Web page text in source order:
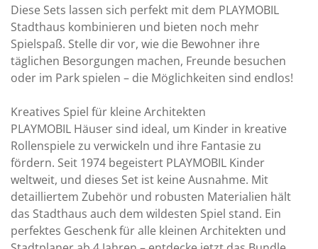
Diese Sets lassen sich perfekt mit dem PLAYMOBIL
Stadthaus kombinieren und bieten noch mehr
Spielspaß. Stelle dir vor, wie die Bewohner ihre
täglichen Besorgungen machen, Freunde besuchen
oder im Park spielen – die Möglichkeiten sind endlos!
Kreatives Spiel für kleine Architekten
PLAYMOBIL Häuser sind ideal, um Kinder in kreative
Rollenspiele zu verwickeln und ihre Fantasie zu
fördern. Seit 1974 begeistert PLAYMOBIL Kinder
weltweit, und dieses Set ist keine Ausnahme. Mit
detailliertem Zubehör und robusten Materialien hält
das Stadthaus auch dem wildesten Spiel stand. Ein
perfektes Geschenk für alle kleinen Architekten und